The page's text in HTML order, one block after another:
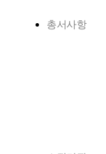
총서사항